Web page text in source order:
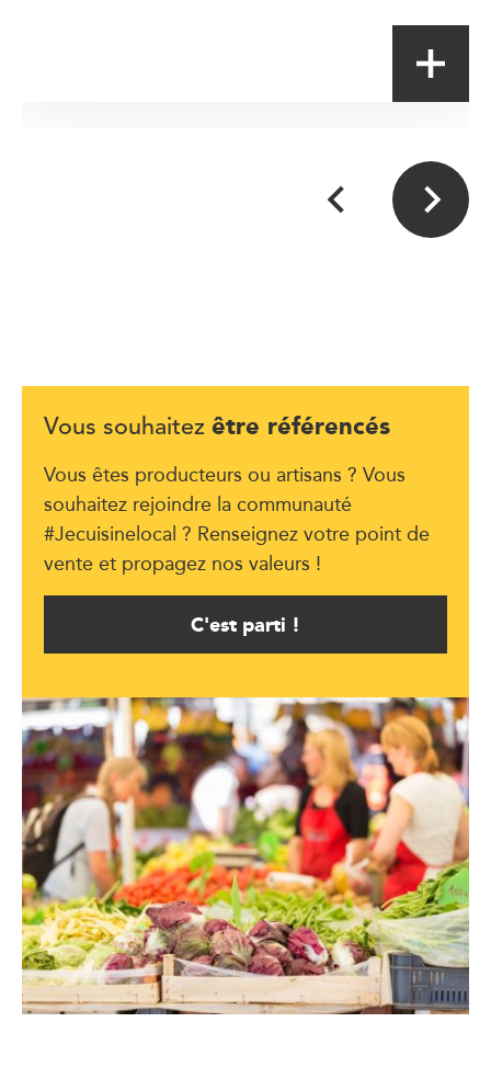
Vous souhaitez être référencés
Vous êtes producteurs ou artisans ? Vous
souhaitez rejoindre la communauté
#Jecuisinelocal ? Renseignez votre point de
vente et propagez nos valeurs !
C'est parti !